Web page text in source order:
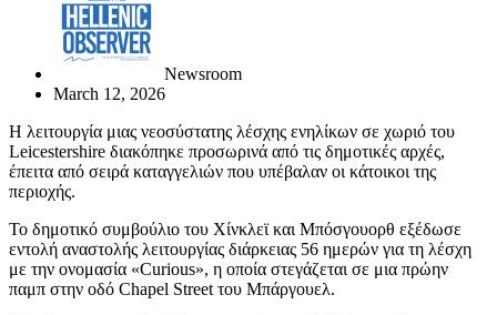
Newsroom
March 12, 2026
Η λειτουργία μιας νεοσύστατης λέσχης ενηλίκων σε χωριό του
Leicestershire διακόπηκε προσωρινά από τις δημοτικές αρχές,
έπειτα από σειρά καταγγελιών που υπέβαλαν οι κάτοικοι της
περιοχής.
Το δημοτικό συμβούλιο του Χίνκλεϊ και Μπόσγουορθ εξέδωσε
εντολή αναστολής λειτουργίας διάρκειας 56 ημερών για τη λέσχη
με την ονομασία «Curious», η οποία στεγάζεται σε μια πρώην
παμπ στην οδό Chapel Street του Μπάργουελ.